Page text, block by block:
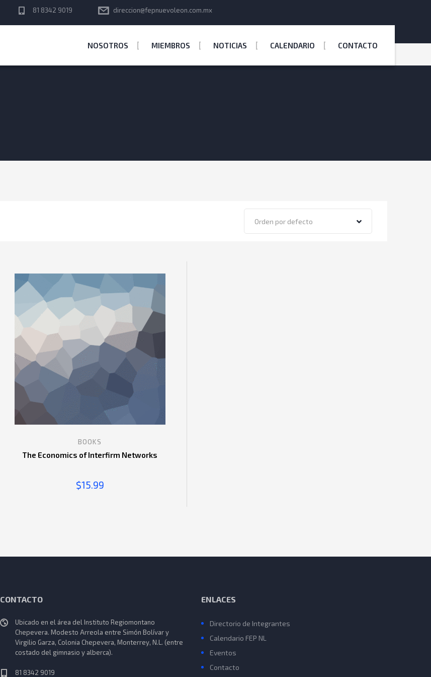
81 8342 9019 direccion@fepnuevoleon.com.mx
NOSOTROS MIEMBROS NOTICIAS CALENDARIO CONTACTO
Orden por defecto
BOOKS
The Economics of Interfirm Networks
$15.99
CONTACTO
Ubicado en el área del Instituto Regiomontano
Chepevera. Modesto Arreola entre Simón Bolívar y
Virgilio Garza, Colonia Chepevera, Monterrey, N.L. (entre
costado del gimnasio y alberca).
81 8342 9019
ENLACES
Directorio de Integrantes
Calendario FEP NL
Eventos
Contacto